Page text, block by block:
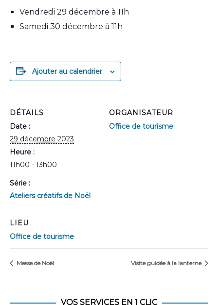
Vendredi 29 décembre à 11h
Samedi 30 décembre à 11h
Ajouter au calendrier
DÉTAILS
Date :
29 décembre 2023
Heure :
11h00 - 13h00
Série :
Ateliers créatifs de Noël
ORGANISATEUR
Office de tourisme
LIEU
Office de tourisme
Messe de Noël Visite guidée à la lanterne
VOS SERVICES EN 1 CLIC